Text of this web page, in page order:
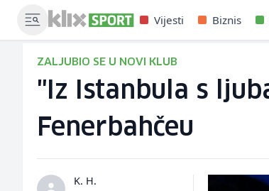
Vijesti Biznis
ZALJUBIO SE U NOVI KLUB
"Iz Istanbula s
Fenerbahčeu
K. H.